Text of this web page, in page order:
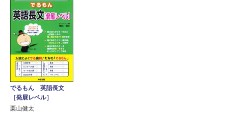
でるもん 英語長文
［発展レベル］
栗山健太